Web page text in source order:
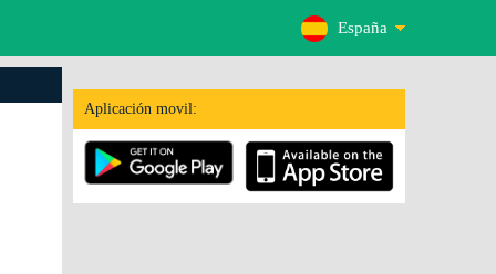
España
Aplicación movil: